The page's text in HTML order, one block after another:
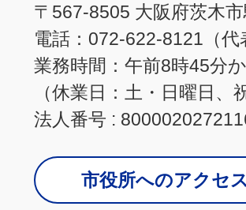
〒567-8505 大阪府茨木
電話：072-622-8121（代
業務時間：午前8時45分
（休業日：土・日曜日
法人番号 :
市役所へのアクセス